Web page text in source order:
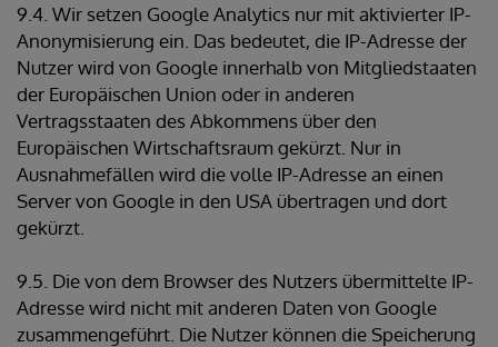
9.4. Wir setzen Google Analytics nur mit aktivierter IP-
Anonymisierung ein. Das bedeutet, die IP-Adresse der
Nutzer wird von Google innerhalb von Mitgliedstaaten
der Europäischen Union oder in anderen
Vertragsstaaten des Abkommens über den
Europäischen Wirtschaftsraum gekürzt. Nur in
Ausnahmefällen wird die volle IP-Adresse an einen
Server von Google in den USA übertragen und dort
gekürzt.
9.5. Die von dem Browser des Nutzers übermittelte IP-
Adresse wird nicht mit anderen Daten von Google
zusammengeführt. Die Nutzer können die Speicherung